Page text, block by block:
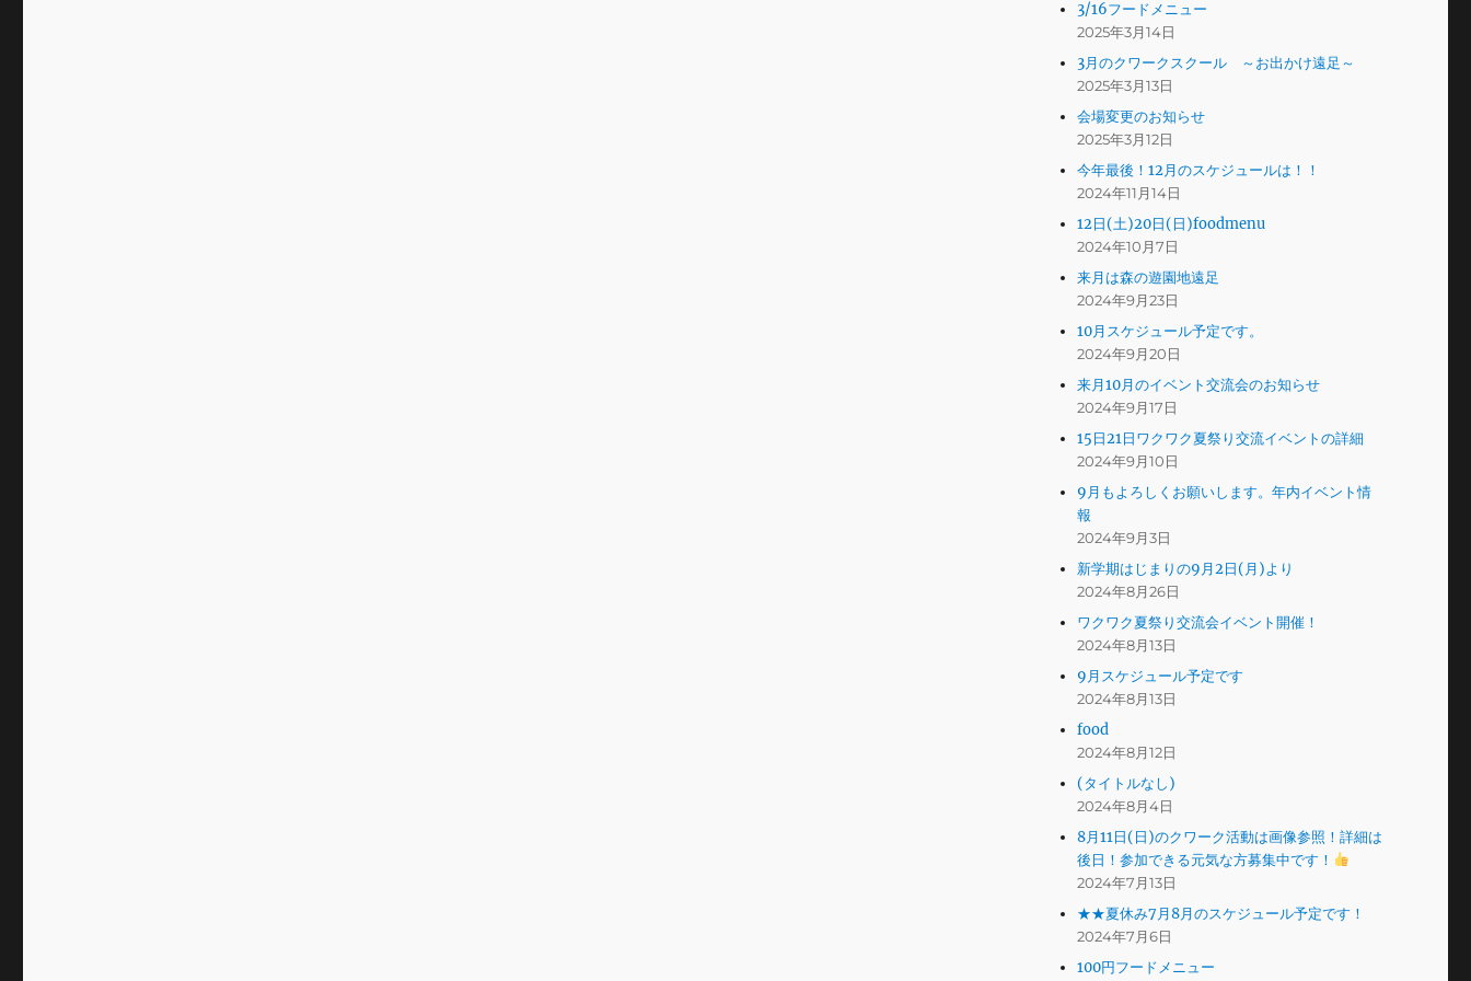
3/16フードメニュー
2025年3月14日
3月のクワークスクール ～お出かけ遠足～
2025年3月13日
会場変更のお知らせ
2025年3月12日
今年最後！12月のスケジュールは！！
2024年11月14日
12日(土)20日(日)foodmenu
2024年10月7日
来月は森の遊園地遠足
2024年9月23日
10月スケジュール予定です。
2024年9月20日
来月10月のイベント交流会のお知らせ
2024年9月17日
15日21日ワクワク夏祭り交流イベントの詳細
2024年9月10日
9月もよろしくお願いします。年内イベント情
報
2024年9月3日
新学期はじまりの9月2日(月)より
2024年8月26日
ワクワク夏祭り交流会イベント開催！
2024年8月13日
9月スケジュール予定です
2024年8月13日
food
2024年8月12日
(タイトルなし)
2024年8月4日
8月11日(日)のクワーク活動は画像参照！詳細は
後日！参加できる元気な方募集中です！
2024年7月13日
★★夏休み7月8月のスケジュール予定です！
2024年7月6日
100円フードメニュー